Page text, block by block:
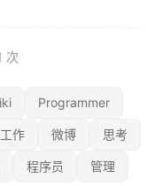
次
Programmer
工作 微博 思考
程序员 管理